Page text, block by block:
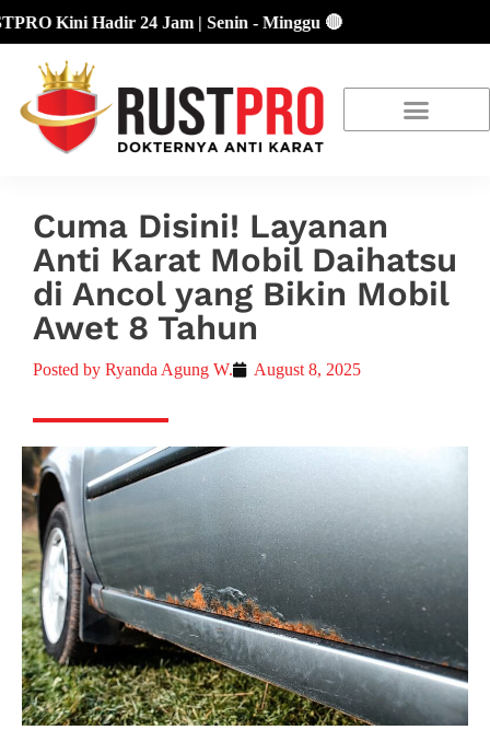
Kini Hadir 24 Jam | Senin - Minggu 🔴
Cuma Disini! Layanan
Anti Karat Mobil Daihatsu
di Ancol yang Bikin Mobil
Awet 8 Tahun
Posted by Ryanda Agung W. August 8, 2025